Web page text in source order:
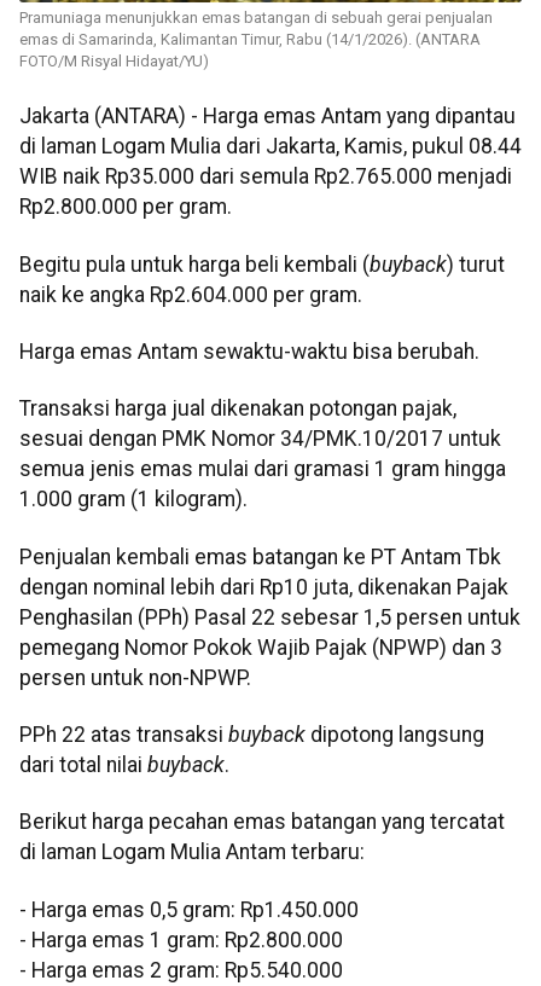
Pramuniaga menunjukkan emas batangan di sebuah gerai penjualan
emas di Samarinda, Kalimantan Timur, Rabu (14/1/2026). (ANTARA
FOTO/M Risyal Hidayat/YU)
Jakarta (ANTARA) - Harga emas Antam yang dipantau
di laman Logam Mulia dari Jakarta, Kamis, pukul 08.44
WIB naik Rp35.000 dari semula Rp2.765.000 menjadi
Rp2.800.000 per gram.
Begitu pula untuk harga beli kembali (buyback) turut
naik ke angka Rp2.604.000 per gram.
Harga emas Antam sewaktu-waktu bisa berubah.
Transaksi harga jual dikenakan potongan pajak,
sesuai dengan PMK Nomor 34/PMK.10/2017 untuk
semua jenis emas mulai dari gramasi 1 gram hingga
1.000 gram (1 kilogram).
Penjualan kembali emas batangan ke PT Antam Tbk
dengan nominal lebih dari Rp10 juta, dikenakan Pajak
Penghasilan (PPh) Pasal 22 sebesar 1,5 persen untuk
pemegang Nomor Pokok Wajib Pajak (NPWP) dan 3
persen untuk non-NPWP.
PPh 22 atas transaksi buyback dipotong langsung
dari total nilai buyback.
Berikut harga pecahan emas batangan yang tercatat
di laman Logam Mulia Antam terbaru:
‎‎- Harga emas 0,5 gram: Rp1.450.000
- Harga emas 1 gram: Rp2.800.000
‎- Harga emas 2 gram: Rp5.540.000